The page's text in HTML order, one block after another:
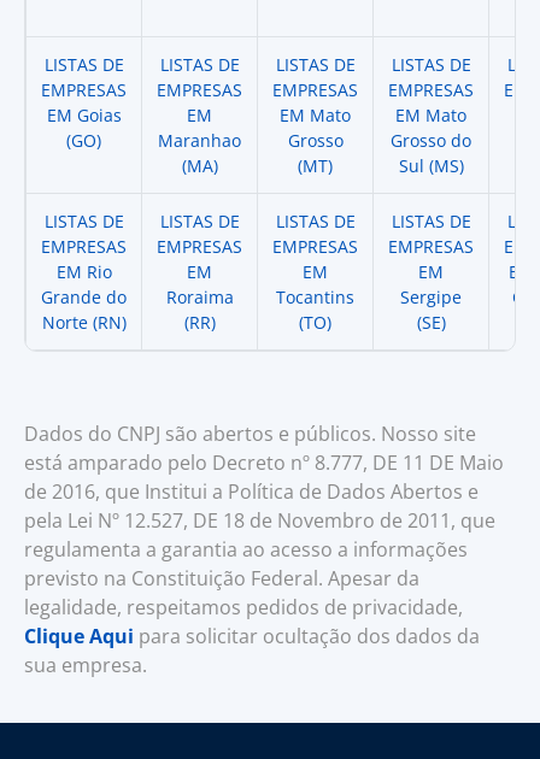
LISTAS DE
EMPRESAS
EM Goias
(GO)
LISTAS DE
EMPRESAS
EM
Maranhao
(MA)
LISTAS DE
EMPRESAS
EM Mato
Grosso
(MT)
LISTAS DE
EMPRESAS
EM Mato
Grosso do
Sul (MS)
LISTAS DE
EMPRESAS
EM Rio
Grande do
Norte (RN)
LISTAS DE
EMPRESAS
EM
Roraima
(RR)
LISTAS DE
EMPRESAS
EM
Tocantins
(TO)
LISTAS DE
EMPRESAS
EM
Sergipe
(SE)
EM
Dados do CNPJ são abertos e públicos. Nosso site
está amparado pelo Decreto nº 8.777, DE 11 DE Maio
de 2016, que Institui a Política de Dados Abertos e
pela Lei Nº 12.527, DE 18 de Novembro de 2011, que
regulamenta a garantia ao acesso a informações
previsto na Constituição Federal. Apesar da
legalidade, respeitamos pedidos de privacidade,
Clique Aqui para solicitar ocultação dos dados da
sua empresa.